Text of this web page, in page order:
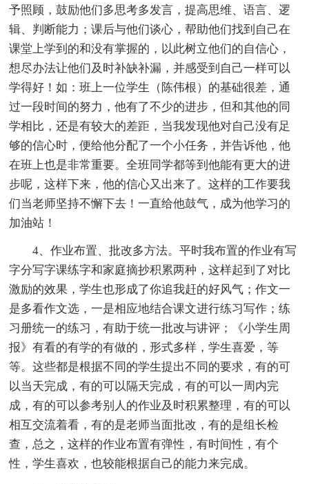
予照顾，鼓励他们多思考多发言，提高思维、语言、逻
辑、判断能力；课后与他们谈心，帮助他们找到自己在
课堂上学到的和没有掌握的，以此树立他们的自信心，
想尽办法让他们及时补缺补漏，并感受到自己一样可以
学得好！如：班上一位学生（陈伟根）的基础很差，通
过一段时间的努力，他有了不少的进步，但和其他的同
学相比，还是有较大的差距，当我发现他对自己没有足
够的信心时，便给他分配了一个小任务，并告诉他，他
在班上也是非常重要。全班同学都等到他能有更大的进
步呢，这样下来，他的信心又出来了。这样的工作要我
们当老师坚持不懈下去！一直给他鼓气，成为他学习的
加油站！
4、作业布置、批改多方法。平时我布置的作业有写
字分写字课练字和家庭摘抄积累两种，这样起到了对比
激励的效果，学生也形成了你追我赶的好风气；作文一
是多看作文选，一是相应地结合课文进行练习写作；练
习册统一的练习，有助于统一批改与讲评；《小学生周
报》有看的有学的有做的，形式多样，学生喜爱，等
等。这些都是根据不同的学生提出不同的要求，有的可
以当天完成，有的可以隔天完成，有的可以一周内完
成，有的可以参考别人的作业及时积累整理，有的可以
相互交流着看，有的是老师当面批改，有的是组长检
查，总之，这样的作业布置有弹性，有时间性，有个
性，学生喜欢，也较能根据自己的能力来完成。